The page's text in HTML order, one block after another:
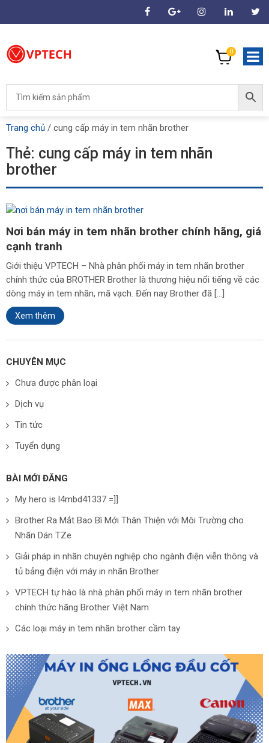
0
Trang chủ / cung cấp máy in tem nhãn brother
Thẻ: cung cấp máy in tem nhãn
brother
Nơi bán máy in tem nhãn brother chính hãng, giá
cạnh tranh
Giới thiệu VPTECH – Nhà phân phối máy in tem nhãn brother
chính thức của BROTHER Brother là thương hiệu nổi tiếng về các
dòng máy in tem nhãn, mã vạch. Đến nay Brother đã […]
Xem thêm
CHUYÊN MỤC
Chưa được phân loại
Dịch vụ
Tin tức
Tuyển dụng
BÀI MỚI ĐĂNG
My hero is l4mbd41337 =]]
Brother Ra Mắt Bao Bì Mới Thân Thiện với Môi Trường cho
Nhãn Dán TZe
Giải pháp in nhãn chuyên nghiệp cho ngành điện viễn thông và
tủ bảng điện với máy in nhãn Brother
VPTECH tự hào là nhà phân phối máy in tem nhãn brother
chính thức hãng Brother Việt Nam
Các loại máy in tem nhãn brother cầm tay